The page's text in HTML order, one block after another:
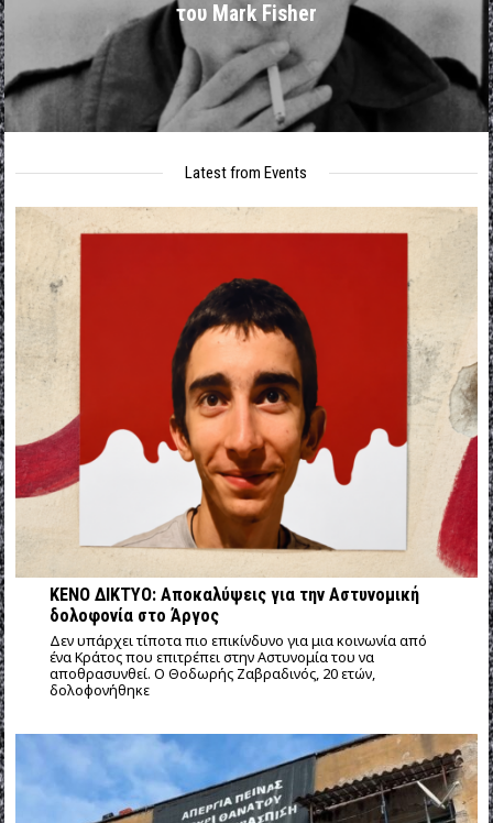
του Mark Fisher
Latest from Events
ΚΕΝΟ ΔΙΚΤΥΟ: Αποκαλύψεις για την Αστυνομική
δολοφονία στο Άργος
Δεν υπάρχει τίποτα πιο επικίνδυνο για μια κοινωνία από
ένα Κράτος που επιτρέπει στην Αστυνομία του να
αποθρασυνθεί. Ο Θοδωρής Ζαβραδινός, 20 ετών,
δολοφονήθηκε